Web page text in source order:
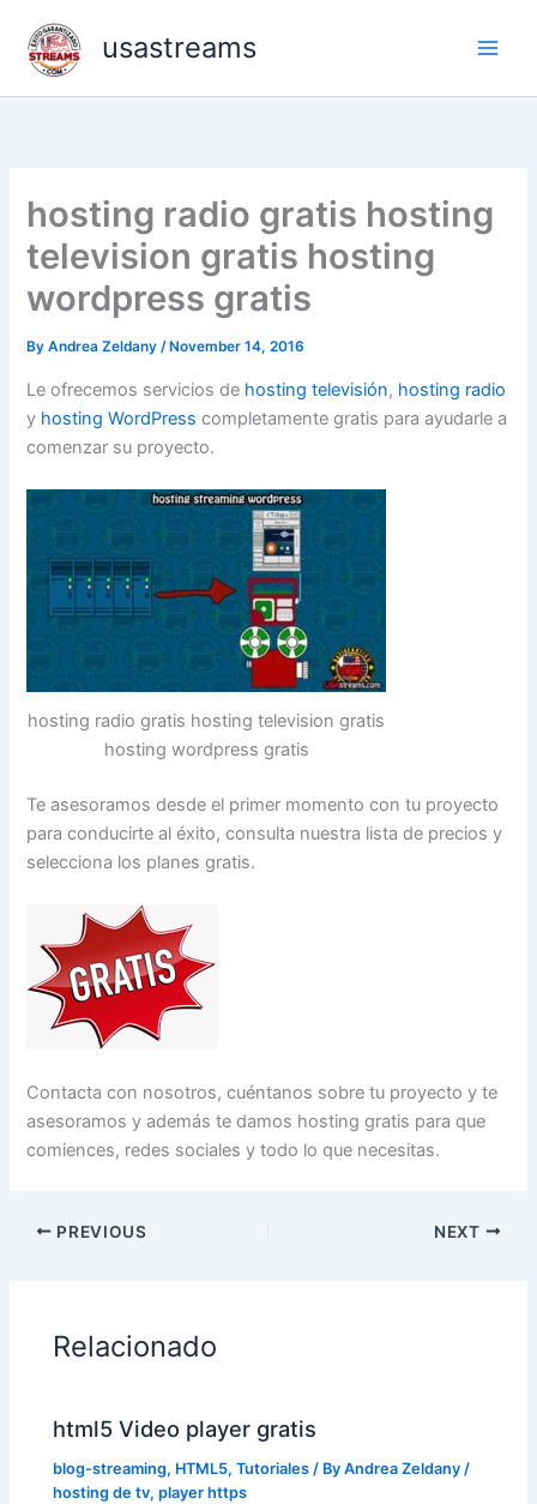
content
usastreams
hosting radio gratis hosting
television gratis hosting
wordpress gratis
ByAndrea Zeldany/ November 14, 2016
Le ofrecemos servicios de hosting televisión, hosting radio
y hosting WordPress completamente gratis para ayudarle a
comenzar su proyecto.
hosting radio gratis hosting television gratis
hosting wordpress gratis
Te asesoramos desde el primer momento con tu proyecto
para conducirte al éxito, consulta nuestra lista de precios y
selecciona los planes gratis.
Contacta con nosotros, cuéntanos sobre tu proyecto y te
asesoramos y además te damos hosting gratis para que
comiences, redes sociales y todo lo que necesitas.
PREVIOUS NEXT
Relacionado
html5 Video player gratis
blog-streaming, HTML5,Tutoriales / ByAndrea Zeldany/
hosting de tv,player https